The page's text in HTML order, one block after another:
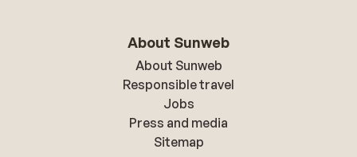
About Sunweb
About Sunweb
Responsible travel
Jobs
Press and media
Sitemap